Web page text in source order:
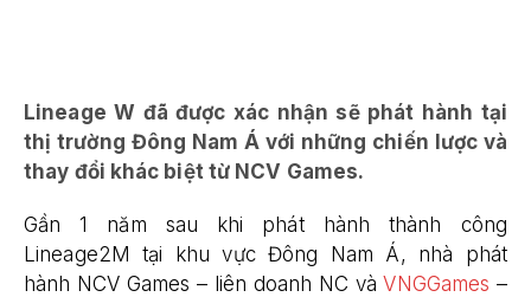
Lineage W đã được xác nhận sẽ phát hành tại
thị trường Đông Nam Á với những chiến lược và
thay đổi khác biệt từ NCV Games.
Gần 1 năm sau khi phát hành thành công
Lineage2M tại khu vực Đông Nam Á, nhà phát
hành NCV Games – liên doanh NC và VNGGames –